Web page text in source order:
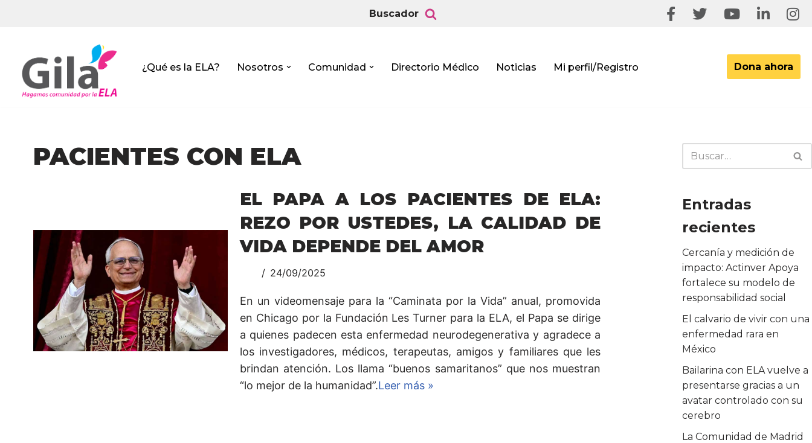
contenido
Buscador
¿Qué es la ELA? Nosotros Comunidad Directorio Médico Noticias Mi perfil/Registro Dona ahora
PACIENTES CON ELA
EL PAPA A LOS PACIENTES DE ELA:
REZO POR USTEDES, LA CALIDAD DE
VIDA DEPENDE DEL AMOR
24/09/2025
En un videomensaje para la “Caminata por la Vida” anual, promovida
en Chicago por la Fundación Les Turner para la ELA, el Papa se dirige
a quienes padecen esta enfermedad neurodegenerativa y agradece a
los investigadores, médicos, terapeutas, amigos y familiares que les
brindan atención. Los llama “buenos samaritanos” que nos muestran
“lo mejor de la humanidad”.Leer más »
Entradas
recientes
Cercanía y medición de
impacto: Actinver Apoya
fortalece su modelo de
responsabilidad social
El calvario de vivir con una
enfermedad rara en
México
Bailarina con ELA vuelve a
presentarse gracias a un
avatar controlado con su
cerebro
La Comunidad de Madrid